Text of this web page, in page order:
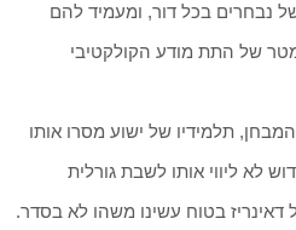
נבחרים בכל דור, ומעמיד להם
של התת מודע הקולקטיבי
תלמידיו של ישוע מסרו אותו
לא ליווי אותו לשבת גורלית
דאינריז בטוח עשינו משהו לא בסדר.